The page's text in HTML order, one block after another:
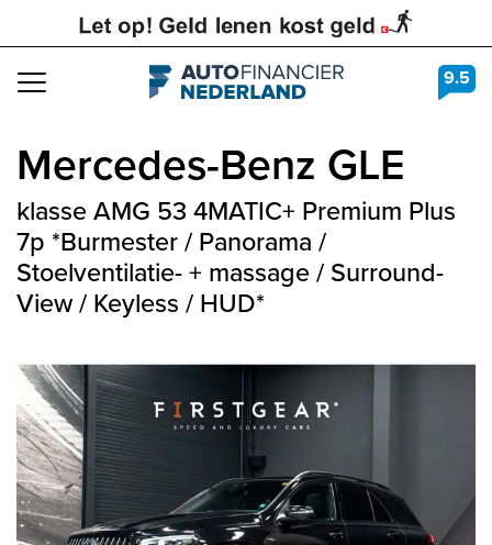
Navigation 9.5
Mercedes-Benz GLE
klasse AMG 53 4MATIC+ Premium Plus
7p *Burmester / Panorama /
Stoelventilatie- + massage / Surround-
View / Keyless / HUD*